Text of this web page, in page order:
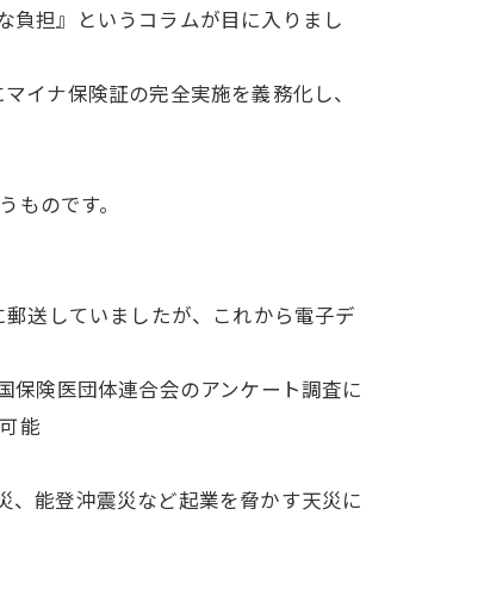
担』というコラムが目に入りまし
イナ保険証の完全実施を義務化し、
のです。
送していましたが、これから電子デ
保険医団体連合会のアンケート調査に
能
能登沖震災など起業を脅かす天災に